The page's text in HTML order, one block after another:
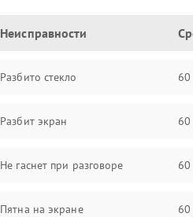
Неисправности
Разбито стекло
Разбит экран
Не гаснет при разговоре
Пятна на экране